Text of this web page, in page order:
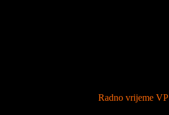
Radno vrijeme VP